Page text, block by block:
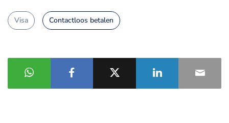
Visa Contactloos betalen